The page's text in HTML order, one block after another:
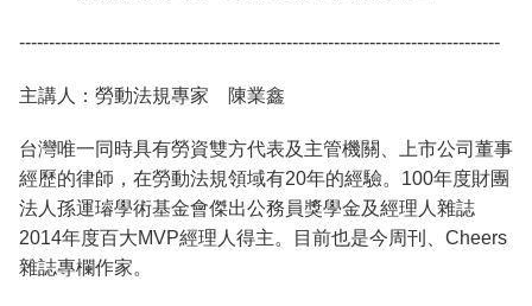
---------------------------------------------------------------------------------
主講人：勞動法規專家 陳業鑫
台灣唯一同時具有勞資雙方代表及主管機關、上市公司董事
經歷的律師，在勞動法規領域有20年的經驗。100年度財團
法人孫運璿學術基金會傑出公務員獎學金及經理人雜誌
2014年度百大MVP經理人得主。目前也是今周刊、Cheers
雜誌專欄作家。